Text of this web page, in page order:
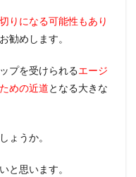
りになる可能性もあり
勧めします。
プを受けられるエージ
めの近道となる大きな
ょうか。
と思います。